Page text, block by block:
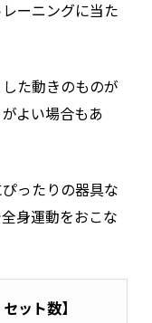
ーニングに当た
た動きのものが
よい場合もあ
ったりの器具な
身運動をおこな
ット数】